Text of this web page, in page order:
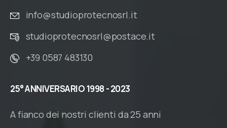
info@studioprotecnosrl.it
studioprotecnosrl@postace.it
+39 0587 483130
25°ANNIVERSARIO1998 -2023
A fianco dei nostri clienti da 25 anni